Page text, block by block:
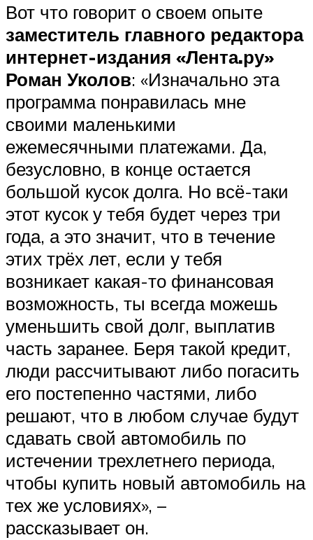
Вот что говорит о своем опыте
заместитель главного редактора
интернет-издания «Лента.ру»
Роман Уколов: «Изначально эта
программа понравилась мне
своими маленькими
ежемесячными платежами. Да,
безусловно, в конце остается
большой кусок долга. Но всё-таки
этот кусок у тебя будет через три
года, а это значит, что в течение
этих трёх лет, если у тебя
возникает какая-то финансовая
возможность, ты всегда можешь
уменьшить свой долг, выплатив
часть заранее. Беря такой кредит,
люди рассчитывают либо погасить
его постепенно частями, либо
решают, что в любом случае будут
сдавать свой автомобиль по
истечении трехлетнего периода,
чтобы купить новый автомобиль на
тех же условиях», –
рассказывает он.